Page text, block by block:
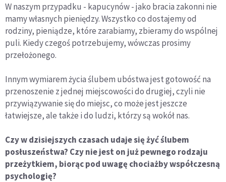
W naszym przypadku - kapucynów - jako bracia zakonni nie
mamy własnych pieniędzy. Wszystko co dostajemy od
rodziny, pieniądze, które zarabiamy, zbieramy do wspólnej
puli. Kiedy czegoś potrzebujemy, wówczas prosimy
przełożonego.
Innym wymiarem życia ślubem ubóstwa jest gotowość na
przenoszenie z jednej miejscowości do drugiej, czyli nie
przywiązywanie się do miejsc, co może jest jeszcze
łatwiejsze, ale także i do ludzi, którzy są wokół nas.
Czy w dzisiejszych czasach udaje się żyć ślubem
posłuszeństwa? Czy nie jest on już pewnego rodzaju
przeżytkiem, biorąc pod uwagę chociażby współczesną
psychologię?